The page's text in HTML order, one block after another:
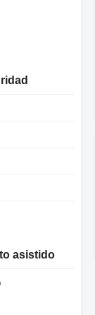
asistido